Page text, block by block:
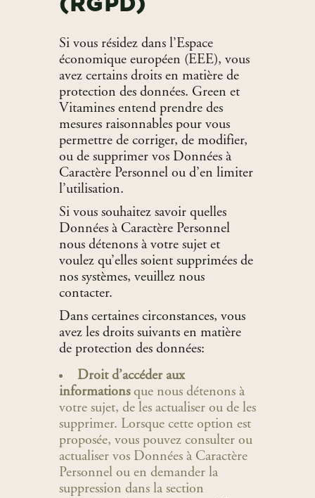
(RGPD)
Si vous résidez dans l’Espace
économique européen (EEE), vous
avez certains droits en matière de
protection des données. Green et
Vitamines entend prendre des
mesures raisonnables pour vous
permettre de corriger, de modifier,
ou de supprimer vos Données à
Caractère Personnel ou d’en limiter
l’utilisation.
Si vous souhaitez savoir quelles
Données à Caractère Personnel
nous détenons à votre sujet et
voulez qu’elles soient supprimées de
nos systèmes, veuillez nous
contacter.
Dans certaines circonstances, vous
avez les droits suivants en matière
de protection des données:
Droit d’accéder aux
informationsque nous détenons à
votre sujet, de les actualiser ou de les
supprimer. Lorsque cette option est
proposée, vous pouvez consulter ou
actualiser vos Données à Caractère
Personnel ou en demander la
suppression dans la section